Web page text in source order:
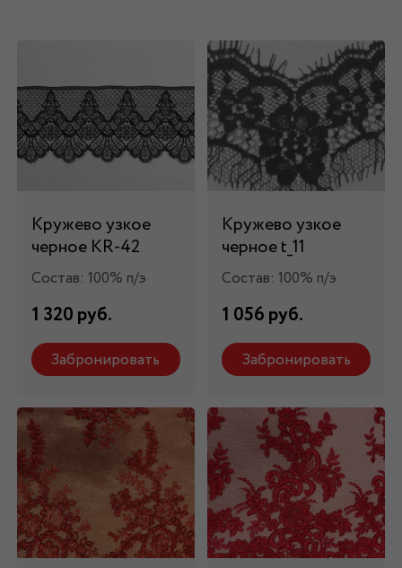
Кружево узкое
черное KR-42
Состав: 100% п/э
1 320 руб.
Забронировать
Кружево узкое
черное t_11
Состав: 100% п/э
1 056 руб.
Забронировать